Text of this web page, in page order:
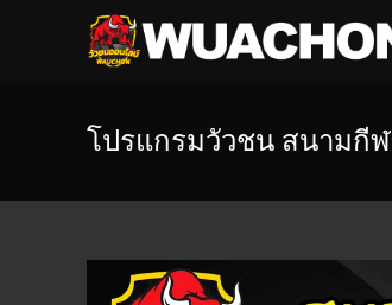
โปรแกรมวัวชน สนามกี